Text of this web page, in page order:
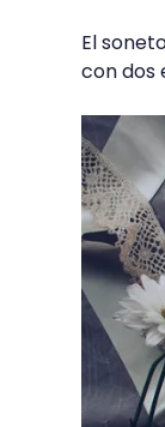
El
con dos